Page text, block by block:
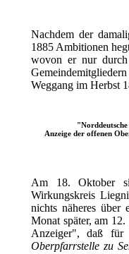
Nachdem der
1885 Ambitionen
wovon er nur
Weggang im Herbst
Anzeige der offenen
Am 18. Oktober
Wirkungskreis
nichts näheres über
Monat später, am
Anzeiger", daß für
Oberpfarrstelle zu